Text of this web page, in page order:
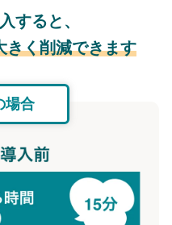
すると、
きく削減できます
場合